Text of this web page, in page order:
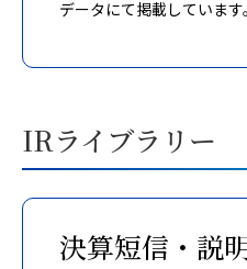
データにて掲載しています。
IRライブラリー
決算短信・説